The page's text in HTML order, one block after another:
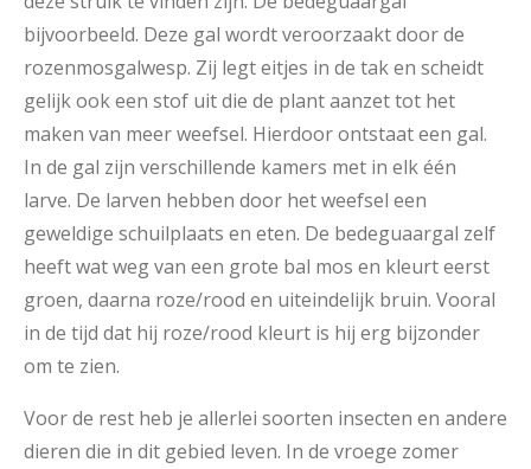
bijvoorbeeld. Deze gal wordt veroorzaakt door de
rozenmosgalwesp. Zij legt eitjes in de tak en scheidt
gelijk ook een stof uit die de plant aanzet tot het
maken van meer weefsel. Hierdoor ontstaat een gal.
In de gal zijn verschillende kamers met in elk één
larve. De larven hebben door het weefsel een
geweldige schuilplaats en eten. De bedeguaargal zelf
heeft wat weg van een grote bal mos en kleurt eerst
groen, daarna roze/rood en uiteindelijk bruin. Vooral
in de tijd dat hij roze/rood kleurt is hij erg bijzonder
om te zien.
Voor de rest heb je allerlei soorten insecten en andere
dieren die in dit gebied leven. In de vroege zomer